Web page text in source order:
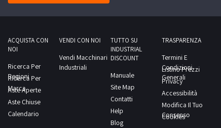
250
/
500
Avanzata
Sfrutta
Potenza
della
ACQUISTA CON
NOI
Ricerca Per
Regioni
Ricerca Per
Marca
Aste Aperte
Aste Chiuse
Calendario
VENDI CON NOI
Vendi Macchinari
Industriali
TUTTO SU
INDUSTRIAL
DISCOUNT
Manuale
Site Map
Contatti
Help
Blog
TRASPARENZA
Termini E
Condizioni
Generali
Listino Prezzi
Privacy
Accessibilità
Modifica Il Tuo
Consenso
Cookies